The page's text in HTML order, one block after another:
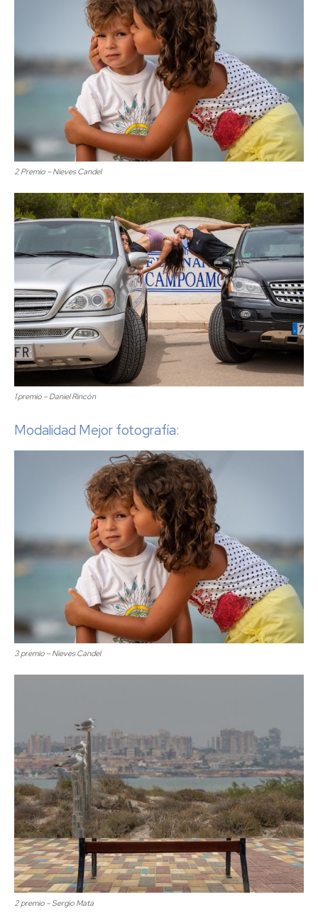
2 Premio – Nieves Candel
1 premio – Daniel Rincón
Modalidad Mejor fotografía:
3 premio – Nieves Candel
2 premio – Sergio Mata